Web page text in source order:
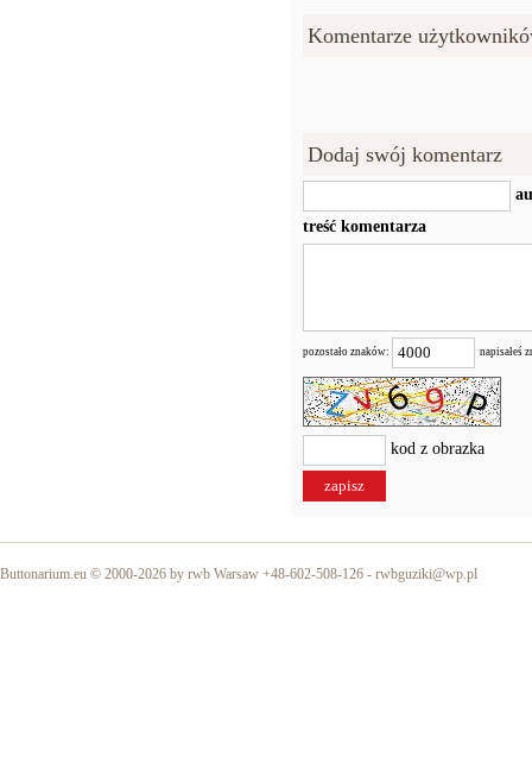
Komentarze
Dodaj swój komentarz
treść komentarza
pozostało znaków: napisałeś
kod z obrazka
Buttonarium.eu © 2000-2026 by rwb Warsaw +48-602-508-126 - rwbguziki@wp.pl